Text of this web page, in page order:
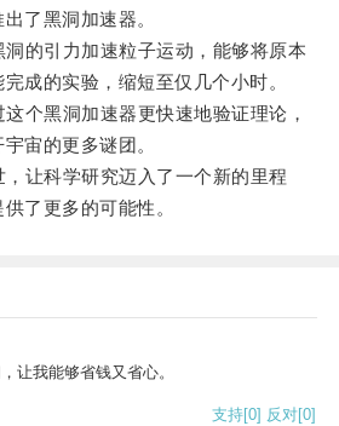
了黑洞加速器。
引力加速粒子运动，能够将原本
成的实验，缩短至仅几个小时。
黑洞加速器更快速地验证理论，
宙的更多谜团。
让科学研究迈入了一个新的里程
了更多的可能性。
让我能够省钱又省心。
支持[0] 反对[0]